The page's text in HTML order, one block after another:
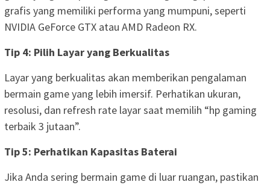
grafis yang memiliki performa yang mumpuni, seperti
NVIDIA GeForce GTX atau AMD Radeon RX.
Tip 4: Pilih Layar yang Berkualitas
Layar yang berkualitas akan memberikan pengalaman
bermain game yang lebih imersif. Perhatikan ukuran,
resolusi, dan refresh rate layar saat memilih “hp gaming
terbaik 3 jutaan”.
Tip 5: Perhatikan Kapasitas Baterai
Jika Anda sering bermain game di luar ruangan, pastikan